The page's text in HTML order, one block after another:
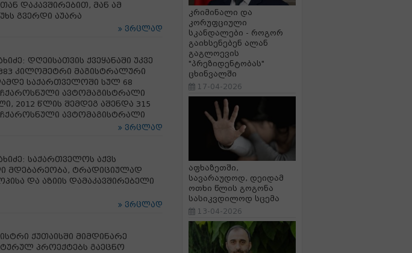
დაკავშირებით, მან ამ
გვერდი აუარა
ვრცლად
დღეისათვის ქვეყანაში უკვე
კილომეტრი მაგისტრალური
საქართველოში სულ 68
ავტომაგისტრალი
2012 წლის შემდეგ აშენდა 315
ავტომაგისტრალი
ვრცლად
საქართველოს აქვს
მდებარეობა, ტრადიციულად
და აზიის დამაკავშირებელი
ვრცლად
ქუთაისში მიმდინარე
პროექტებს გაეცნო
კრიმინალი და
კორუფციული
სკანდალები - როგორ
გაიხსენებენ ალან
გაგლოევის
"პრეზიდენტობას"
ცხინვალში
17-04-2026
აფხაზეთში,
სავარაუდოდ, დეიდამ
ოთხი წლის გოგონა
სასიკვდილოდ სცემა
13-04-2026